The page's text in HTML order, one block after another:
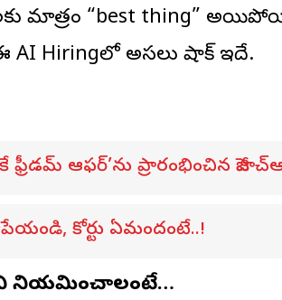
మాత్రం “best thing”
AI Hiringలో అసలు షాక్ ఇదే.
ఫ్రీడమ్ ఆఫర్’ను ప్రారంభించిన
కోర్టు ఏమందంటే..!
నియమించాలంటే…